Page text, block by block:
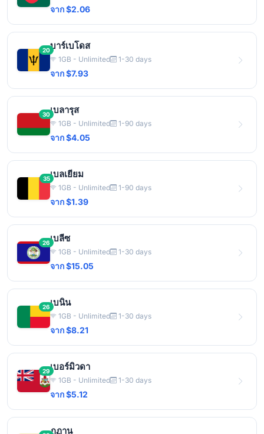
จาก $2.06
20บาร์เบโดส
1GB - Unlimited 1-30 days
จาก $7.93
30เบลารุส
1GB - Unlimited 1-90 days
จาก $4.05
35เบลเยียม
1GB - Unlimited 1-90 days
จาก $1.39
26เบลีซ
1GB - Unlimited 1-30 days
จาก $15.05
26เบนิน
1GB - Unlimited 1-30 days
จาก $8.21
29เบอร์มิวดา
1GB - Unlimited 1-30 days
จาก $5.12
ภูฏาน